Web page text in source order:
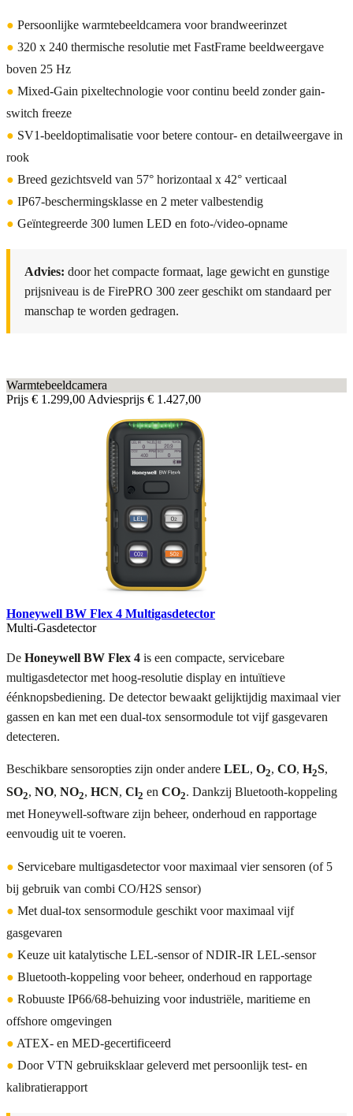
● Persoonlijke warmtebeeldcamera voor brandweerinzet
● 320 x 240 thermische resolutie met FastFrame beeldweergave
boven 25 Hz
● Mixed-Gain pixeltechnologie voor continu beeld zonder gain-
switch freeze
● SV1-beeldoptimalisatie voor betere contour- en detailweergave in
rook
● Breed gezichtsveld van 57° horizontaal x 42° verticaal
● IP67-beschermingsklasse en 2 meter valbestendig
● Geïntegreerde 300 lumen LED en foto-/video-opname
Advies: door het compacte formaat, lage gewicht en gunstige
prijsniveau is de FirePRO 300 zeer geschikt om standaard per
manschap te worden gedragen.
Warmtebeeldcamera
Prijs € 1.299,00Adviesprijs € 1.427,00
Honeywell BW Flex 4 Multigasdetector
Multi-Gasdetector
De Honeywell BW Flex 4 is een compacte, servicebare
multigasdetector met hoog-resolutie display en intuïtieve
éénknopsbediening. De detector bewaakt gelijktijdig maximaal vier
gassen en kan met een dual-tox sensormodule tot vijf gasgevaren
detecteren.
Beschikbare sensoropties zijn onder andere LEL, O2, CO, H2S,
SO2, NO, NO2, HCN, Cl2 en CO2. Dankzij Bluetooth-koppeling
met Honeywell-software zijn beheer, onderhoud en rapportage
eenvoudig uit te voeren.
● Servicebare multigasdetector voor maximaal vier sensoren (of 5
bij gebruik van combi CO/H2S sensor)
● Met dual-tox sensormodule geschikt voor maximaal vijf
gasgevaren
● Keuze uit katalytische LEL-sensor of NDIR-IR LEL-sensor
● Bluetooth-koppeling voor beheer, onderhoud en rapportage
● Robuuste IP66/68-behuizing voor industriële, maritieme en
offshore omgevingen
● ATEX- en MED-gecertificeerd
● Door VTN gebruiksklaar geleverd met persoonlijk test- en
kalibratierapport